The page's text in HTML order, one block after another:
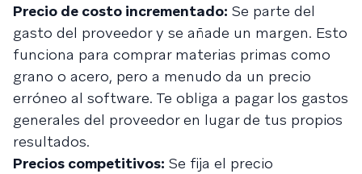
Precio de costo incrementado: Se parte del
gasto del proveedor y se añade un margen. Esto
funciona para comprar materias primas como
grano o acero, pero a menudo da un precio
erróneo al software. Te obliga a pagar los gastos
generales del proveedor en lugar de tus propios
resultados.
Precios competitivos: Se fija el precio